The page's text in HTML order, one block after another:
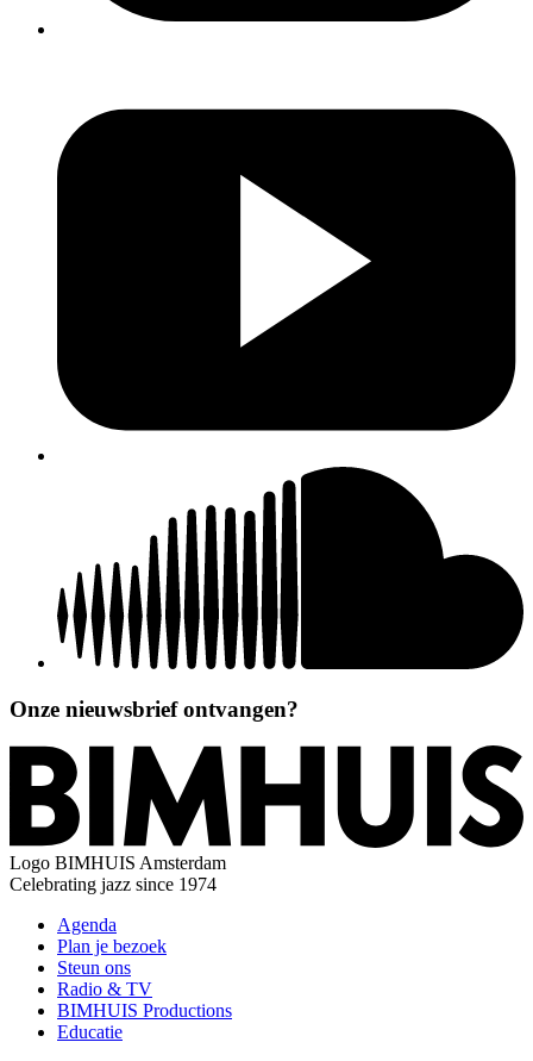
Onze nieuwsbrief ontvangen?
Logo BIMHUIS Amsterdam
Celebrating jazz since 1974
Agenda
Plan je bezoek
Steun ons
Radio & TV
BIMHUIS Productions
Educatie